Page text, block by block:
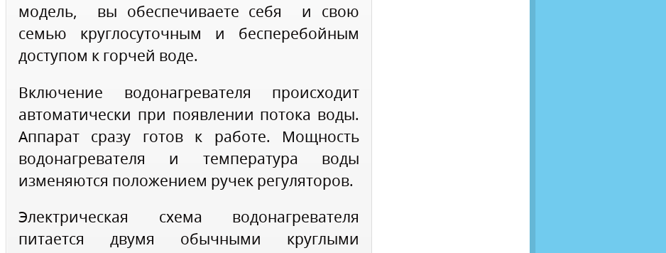
модель, вы обеспечиваете себя и свою
семью круглосуточным и бесперебойным
доступом к горчей воде.
Включение водонагревателя происходит
автоматически при появлении потока воды.
Аппарат сразу готов к работе. Мощность
водонагревателя и температура воды
изменяются положением ручек регуляторов.
Электрическая схема водонагревателя
питается двумя обычными круглыми